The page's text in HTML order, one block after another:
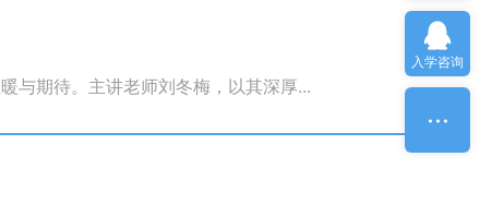
与期待。主讲老师刘冬梅，以其深厚...
入学咨询